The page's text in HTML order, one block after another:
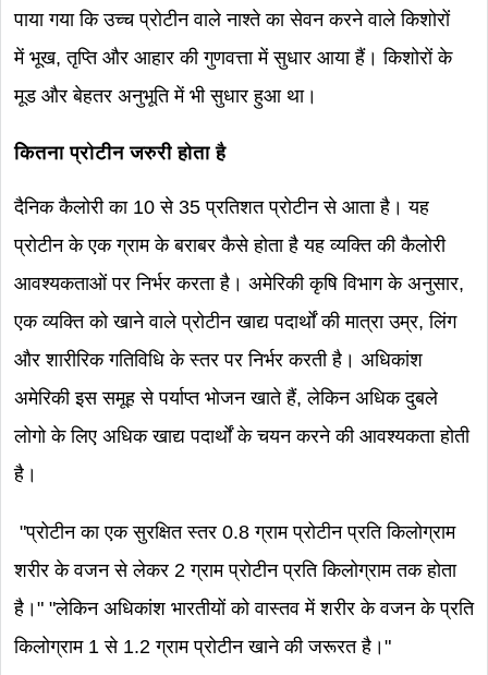
पाया गया कि उच्च प्रोटीन वाले नाश्ते का सेवन करने वाले किशोरों
में भूख, तृप्ति और आहार की गुणवत्ता में सुधार आया हैं। किशोरों के
मूड और बेहतर अनुभूति में भी सुधार हुआ था।
कितना प्रोटीन जरुरी होता है
दैनिक कैलोरी का 10 से 35 प्रतिशत प्रोटीन से आता है। यह
प्रोटीन के एक ग्राम के बराबर कैसे होता है यह व्यक्ति की कैलोरी
आवश्यकताओं पर निर्भर करता है। अमेरिकी कृषि विभाग के अनुसार,
एक व्यक्ति को खाने वाले प्रोटीन खाद्य पदार्थों की मात्रा उम्र, लिंग
और शारीरिक गतिविधि के स्तर पर निर्भर करती है। अधिकांश
अमेरिकी इस समूह से पर्याप्त भोजन खाते हैं, लेकिन अधिक दुबले
लोगो के लिए अधिक खाद्य पदार्थों के चयन करने की आवश्यकता होती
है।
"प्रोटीन का एक सुरक्षित स्तर 0.8 ग्राम प्रोटीन प्रति किलोग्राम
शरीर के वजन से लेकर 2 ग्राम प्रोटीन प्रति किलोग्राम तक होता
है।" "लेकिन अधिकांश भारतीयों को वास्तव में शरीर के वजन के प्रति
किलोग्राम 1 से 1.2 ग्राम प्रोटीन खाने की जरूरत है।"